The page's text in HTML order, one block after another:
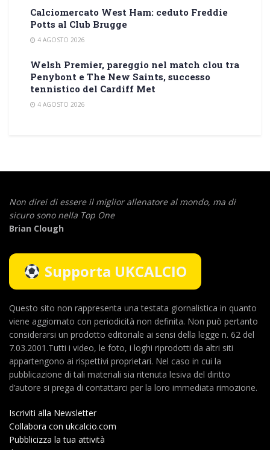
Calciomercato West Ham: ceduto Freddie
Potts al Club Brugge
4 AGOSTO 2026
Welsh Premier, pareggio nel match clou tra
Penybont e The New Saints, successo
tennistico del Cardiff Met
4 AGOSTO 2026
Non direi di essere il miglior allenatore al mondo, ma di
sicuro sono nella Top One
Brian Clough
Supporta UKCALCIO
Questo sito non rappresenta una testata giornalistica in quanto
viene aggiornato con periodicità non definita. Non può pertanto
considerarsi un prodotto editoriale ai sensi della legge n. 62 del
7.03.2001.Tutti i video, le foto, i loghi riprodotti da altri siti
appartengono ai rispettivi proprietari. Nel caso in cui la
pubblicazione di tali materiali sia ritenuta lesiva del diritto
d’autore si prega di contattarci per la loro immediata rimozione.
Iscriviti alla Newsletter
Collabora con ukcalcio.com
Pubblicizza la tua attività